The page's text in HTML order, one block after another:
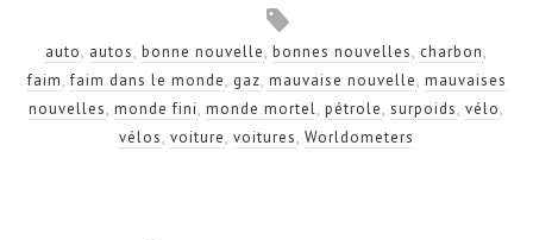
auto, autos, bonne nouvelle, bonnes nouvelles, charbon,
faim,faim dans le monde, gaz, mauvaise nouvelle, mauvaises
nouvelles, monde fini, monde mortel, pétrole, surpoids, vélo,
vélos, voiture, voitures, Worldometers